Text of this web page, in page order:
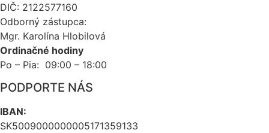
DIČ: 2122577160
Odborný zástupca:
Mgr. Karolína Hlobilová
Ordinačné hodiny
Po – Pia: 09:00 – 18:00
PODPORTE NÁS
IBAN:
SK5009000000005171359133